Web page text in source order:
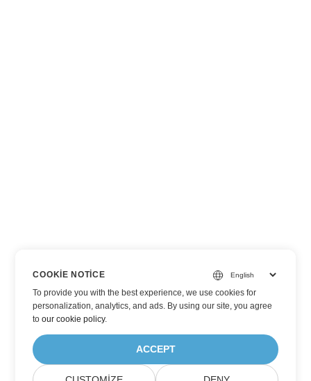
COOKIE NOTICE
To provide you with the best experience, we use cookies for
personalization, analytics, and ads. By using our site, you agree
toour cookie policy.
ACCEPT